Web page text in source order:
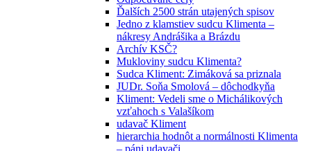
Ďalších 2500 strán utajených spisov
Jedno z klamstiev sudcu Klimenta –
nákresy Andrášika a Brázdu
Archív KSČ?
Mukloviny sudcu Klimenta?
Sudca Kliment: Zimáková sa priznala
JUDr. Soňa Smolová – dôchodkyňa
Kliment: Vedeli sme o Michálikových
vzťahoch s Valašíkom
udavač Kliment
hierarchia hodnôt a normálnosti Klimenta
– páni udavači